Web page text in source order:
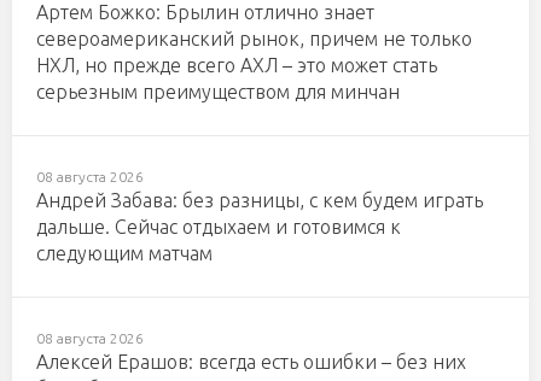
Артем Божко: Брылин отлично знает
североамериканский рынок, причем не только
НХЛ, но прежде всего АХЛ – это может стать
серьезным преимуществом для минчан
08 августа 2026
Андрей Забава: без разницы, с кем будем играть
дальше. Сейчас отдыхаем и готовимся к
следующим матчам
08 августа 2026
Алексей Ерашов: всегда есть ошибки – без них